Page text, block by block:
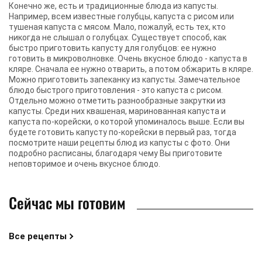
Конечно же, есть и традиционные блюда из капусты.
Например, всем известные голубцы, капуста с рисом или
тушеная капуста с мясом. Мало, пожалуй, есть тех, кто
никогда не слышал о голубцах. Существует способ, как
быстро приготовить капусту для голубцов: ее нужно
готовить в микроволновке. Очень вкусное блюдо - капуста в
кляре. Сначала ее нужно отварить, а потом обжарить в кляре.
Можно приготовить запеканку из капусты. Замечательное
блюдо быстрого приготовления - это капуста с рисом.
Отдельно можно отметить разнообразные закрутки из
капусты. Среди них квашеная, маринованная капуста и
капуста по-корейски, о которой упоминалось выше. Если вы
будете готовить капусту по-корейски в первый раз, тогда
посмотрите наши рецепты блюд из капусты с фото. Они
подробно расписаны, благодаря чему Вы приготовите
неповторимое и очень вкусное блюдо.
Сейчас мы готовим
Все рецепты